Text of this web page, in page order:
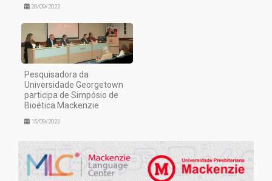
20/09/2022
Pesquisadora da
Universidade Georgetown
participa de Simpósio de
Bioética Mackenzie
15/09/2022